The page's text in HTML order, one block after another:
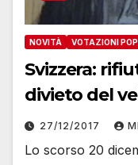
NOVITÀ VOTAZIONI
Svizzera:
divieto del
27/12/2017
Lo scorso 20